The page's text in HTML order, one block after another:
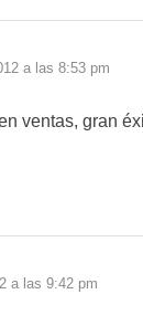
a las 8:53 pm
ventas, gran
a las 9:42 pm